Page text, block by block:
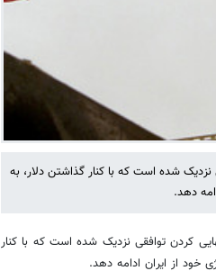
شده است که با کنار گذاشتن دلار، به
دهد.
کردن توافقی نزدیک شده است که با کنار
خود از ایران ادامه دهد.